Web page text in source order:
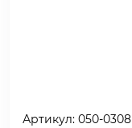
Артикул: 050-0308